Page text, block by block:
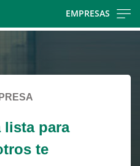
EMPRESAS
lista para
te